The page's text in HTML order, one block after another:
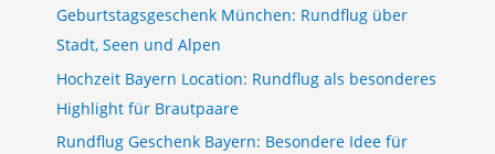
Geburtstagsgeschenk München: Rundflug über
Stadt, Seen und Alpen
Hochzeit Bayern Location: Rundflug als besonderes
Highlight für Brautpaare
Rundflug Geschenk Bayern: Besondere Idee für